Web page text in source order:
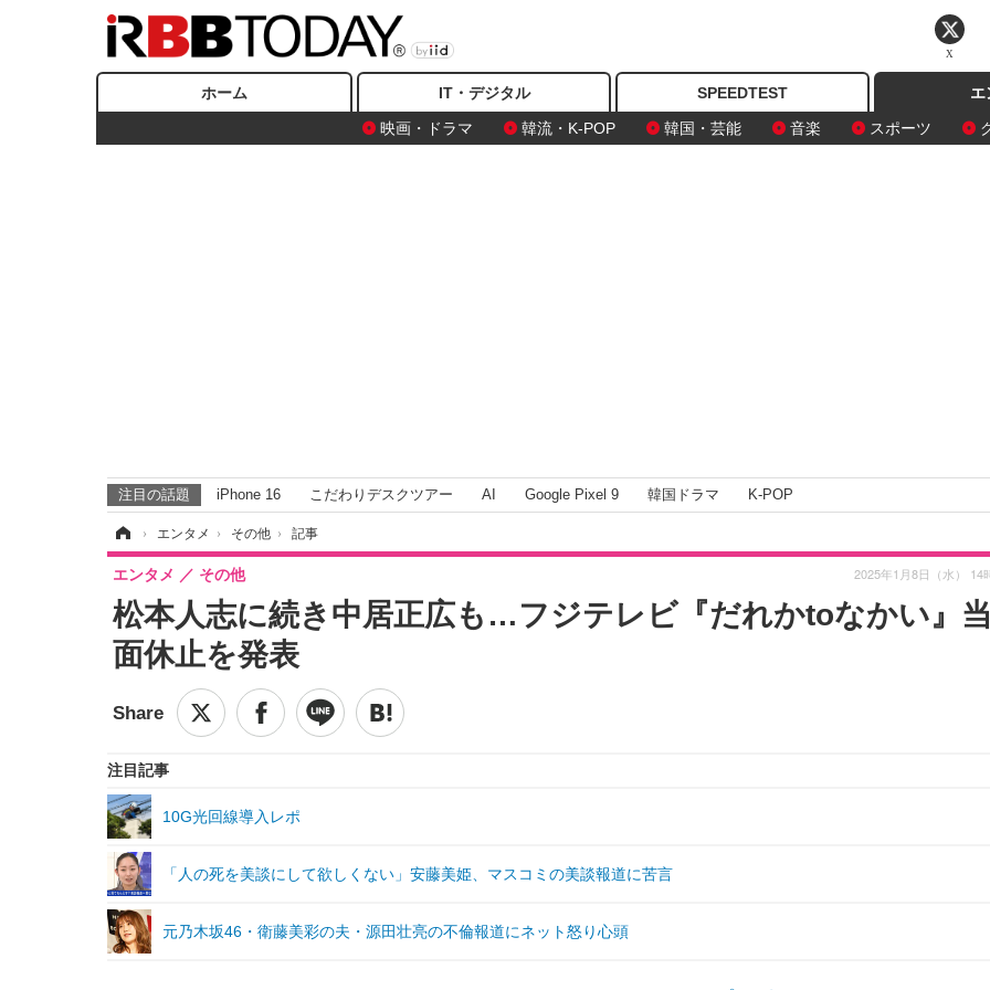
ホーム IT・デジタル SPEEDTEST
エ
映画・ドラマ
韓流・K-POP 韓国・芸能 音楽 スポーツ
注目の話題 iPhone 16 こだわりデスクツアー AI Google Pixel 9 韓国ドラマ K-POP
› エンタメ › その他 › 記事
松本人志に続き中居正広も…フジテレビ『だれかtoなかい』当
面休止を発表
エンタメ その他 2025年1月8日（水） 14
注目記事
10G光回線導入レポ
「人の死を美談にして欲しくない」安藤美姫、マスコミの美談報道に苦言
元乃木坂46・衛藤美彩の夫・源田壮亮の不倫報道にネット怒り心頭
X